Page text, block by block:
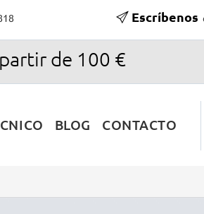
Escríbenos
de 100 €
BLOG CONTACTO